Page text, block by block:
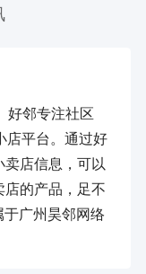
好邻专注社区
店平台。通过好
店信息，可以
的产品，足不
广州昊邻网络